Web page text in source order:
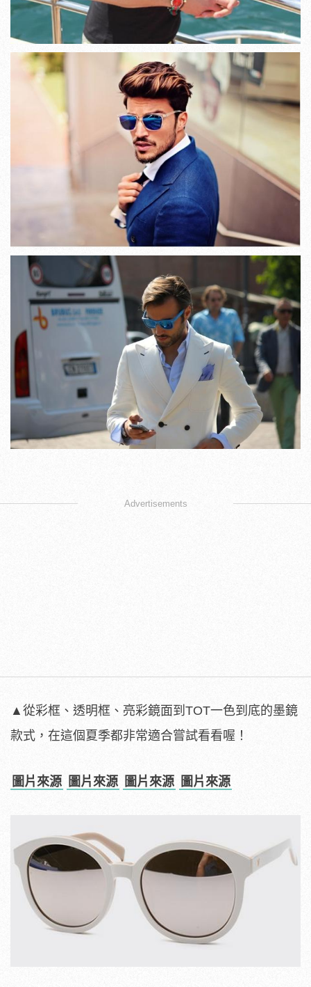
Advertisements
▲從彩框、透明框、亮彩鏡面到TOT一色到底的墨鏡
款式，在這個夏季都非常適合嘗試看看喔！
圖片來源 圖片來源 圖片來源 圖片來源